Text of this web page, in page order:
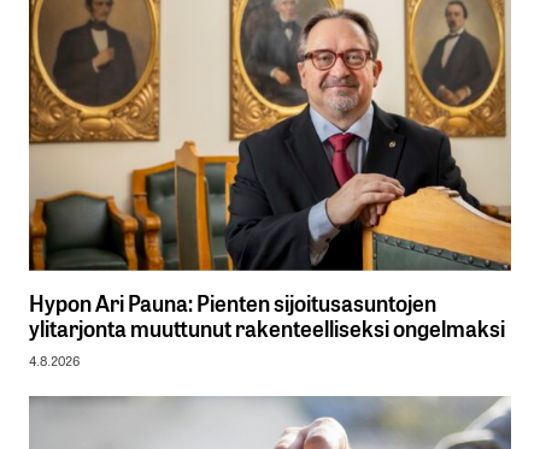
Hypon Ari Pauna: Pienten sijoitusasuntojen
ylitarjonta muuttunut rakenteelliseksi ongelmaksi
4.8.2026